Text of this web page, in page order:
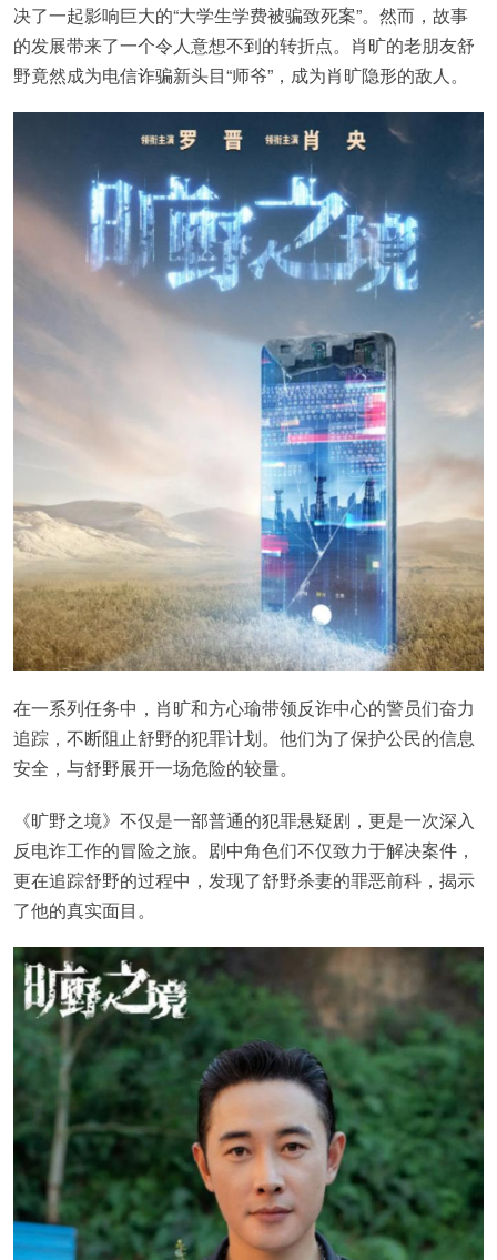
决了一起影响巨大的“大学生学费被骗致死案”。然而，故事
的发展带来了一个令人意想不到的转折点。肖旷的老朋友舒
野竟然成为电信诈骗新头目“师爷”，成为肖旷隐形的敌人。
在一系列任务中，肖旷和方心瑜带领反诈中心的警员们奋力
追踪，不断阻止舒野的犯罪计划。他们为了保护公民的信息
安全，与舒野展开一场危险的较量。
《旷野之境》不仅是一部普通的犯罪悬疑剧，更是一次深入
反电诈工作的冒险之旅。剧中角色们不仅致力于解决案件，
更在追踪舒野的过程中，发现了舒野杀妻的罪恶前科，揭示
了他的真实面目。